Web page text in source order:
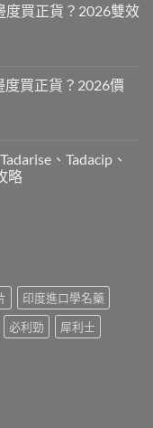
度買正貨？2026雙效
度買正貨？2026價
、Tadacip、
略
印度進口學名藥
必利勁
犀利士